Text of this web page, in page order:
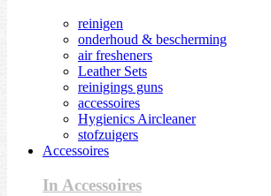
reinigen
onderhoud & bescherming
air fresheners
Leather Sets
reinigings guns
accessoires
Hygienics Aircleaner
stofzuigers
Accessoires
In Accessoires